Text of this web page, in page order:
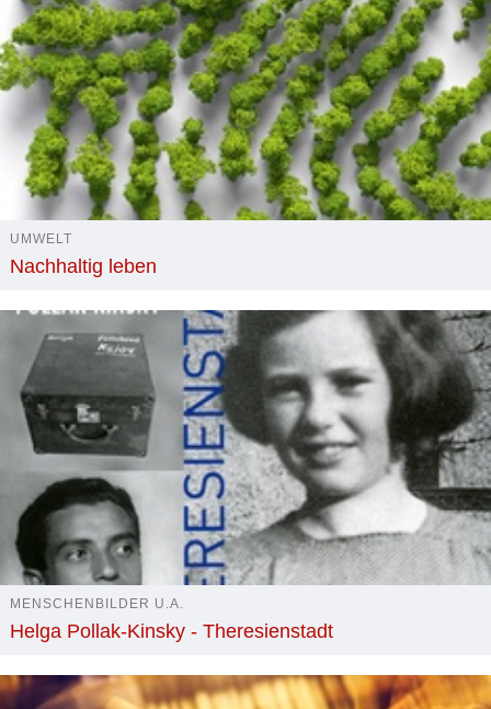
UMWELT
Nachhaltig leben
MENSCHENBILDER U.A.
Helga Pollak-Kinsky - Theresienstadt